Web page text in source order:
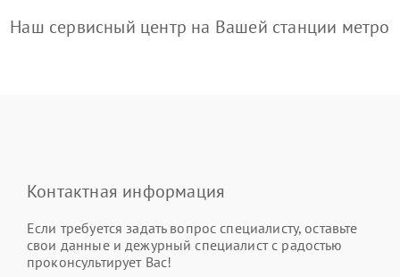
Наш сервисный центр на Вашей станции метро
Контактная информация
Если требуется задать вопрос специалисту, оставьте
свои данные и дежурный специалист с радостью
проконсультирует Вас!